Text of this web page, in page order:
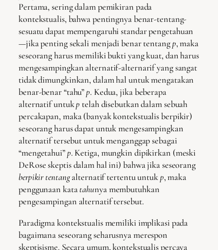
Pertama, sering dalam pemikiran pada
kontekstualis, bahwa pentingnya benar-tentang-
sesuatu dapat mempengaruhi standar pengetahuan
—jika penting sekali menjadi benar tentangp, maka
seseorang harus memiliki bukti yang kuat, dan harus
mengesampingkan alternatif-alternarif yang sangat
tidak dimungkinkan, dalam hal untuk mengatakan
benar-benar “tahu”p. Kedua, jika beberapa
alternatif untukp telah disebutkan dalam sebuah
percakapan, maka (banyak kontekstualis berpikir)
seseorang harus dapat untuk mengesampingkan
alternatif tersebut untuk menganggap sebagai
“mengetahui”p. Ketiga, mungkin dipikirkan (meski
DeRose skeptis dalam hal ini) bahwa jika seseorang
berpikir tentangalternatif tertentu untukp, maka
penggunaan katatahunya membutuhkan
pengesampingan alternatif tersebut.
Paradigma kontekstualis memiliki implikasi pada
bagaimana seseorang seharusnya merespon
skeptisisme. Secara umum, kontekstualis percaya